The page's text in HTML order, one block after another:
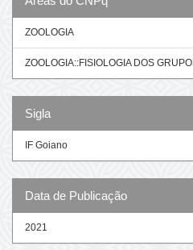
ZOOLOGIA
ZOOLOGIA::FISIOLOGIA DOS
Sigla
IF Goiano
Data de Publicação
2021